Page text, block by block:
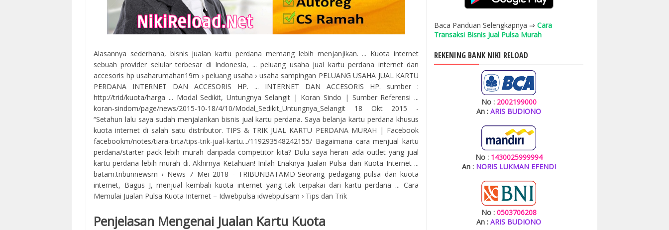
Alasannya sederhana, bisnis jualan kartu perdana memang lebih menjanjikan. ... Kuota internet
sebuah provider selular terbesar di Indonesia, ... peluang usaha jual kartu perdana internet dan
accesoris hp usaharumahan19m › peluang usaha › usaha sampingan PELUANG USAHA JUAL KARTU
PERDANA INTERNET DAN ACCESORIS HP. ... INTERNET DAN ACCESORIS HP. sumber :
http://trid/kuota/harga ... Modal Sedikit, Untungnya Selangit | Koran Sindo | Sumber Referensi ...
koran-sindom/page/news/2015-10-18/4/10/Modal_Sedikit_Untungnya_Selangit 18 Okt 2015 -
“Setahun lalu saya sudah menjalankan bisnis jual kartu perdana. Saya belanja kartu perdana khusus
kuota internet di salah satu distributor. TIPS & TRIK JUAL KARTU PERDANA MURAH | Facebook
facebookm/notes/tiara-tirta/tips-trik-jual-kartu.../119293548242155/ Bagaimana cara menjual kartu
perdana/starter pack lebih murah daripada competitor kita? Dulu saya heran ada outlet yang jual
kartu perdana lebih murah di. Akhirnya Ketahuan! Inilah Enaknya Jualan Pulsa dan Kuota Internet ...
batam.tribunnewsm › News 7 Mei 2018 - TRIBUNBATAMD-Seorang pedagang pulsa dan kuota
internet, Bagus J, menjual kembali kuota internet yang tak terpakai dari kartu perdana ... Cara
Memulai Jualan Pulsa Kuota Internet – Idwebpulsa idwebpulsam › Tips dan Trik
Penjelasan Mengenai Jualan Kartu Kuota
Baca Panduan Selengkapnya ⇒ Cara
Transaksi Bisnis Jual Pulsa Murah
REKENING BANK NIKI RELOAD
No : 2002199000
An : ARIS BUDIONO
No : 1430025999994
An : NORIS LUKMAN EFENDI
No : 0503706208
An : ARIS BUDIONO